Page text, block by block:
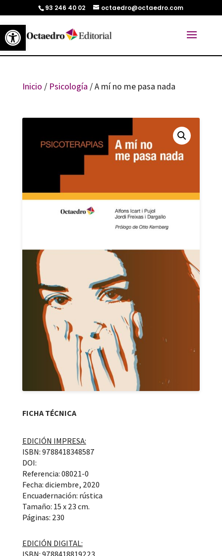
Abrir barra de herramientas
93 246 40 02 octaedro@octaedro.com
Inicio / Psicología / A mí no me pasa nada
FICHA TÉCNICA
EDICIÓN IMPRESA:
ISBN: 9788418348587
DOI:
Referencia: 08021-0
Fecha: diciembre, 2020
Encuadernación: rústica
Tamaño: 15 x 23 cm.
Páginas: 230
EDICIÓN DIGITAL: